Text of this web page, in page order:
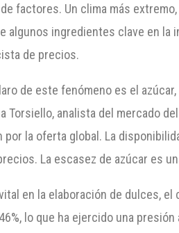
factores. Un clima más
algunos ingredientes clave en la
de precios.
de este fenómeno es el
Torsiello, analista del mercado
por la oferta global. La
La escasez de azúcar es
en la elaboración de dulces,
lo que ha ejercido una